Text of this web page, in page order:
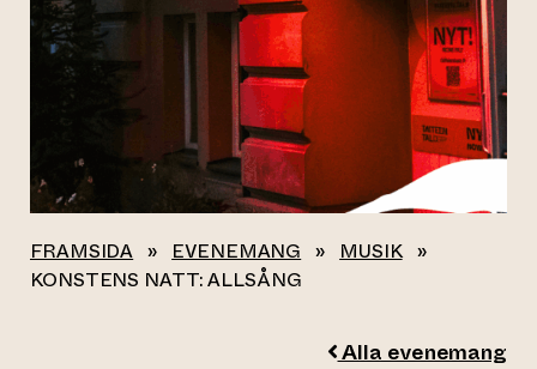
FRAMSIDA » EVENEMANG » MUSIK »
KONSTENS NATT: ALLSÅNG
Alla evenemang